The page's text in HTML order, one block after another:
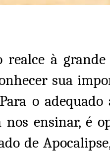
realce à
sua
o
ensinar, é
de